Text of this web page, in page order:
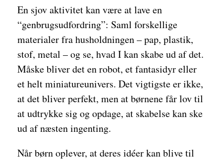
En sjov aktivitet kan være at lave en
“genbrugsudfordring”: Saml forskellige
materialer fra husholdningen – pap, plastik,
stof, metal – og se, hvad I kan skabe ud af det.
Måske bliver det en robot, et fantasidyr eller
et helt miniatureunivers. Det vigtigste er ikke,
at det bliver perfekt, men at børnene får lov til
at udtrykke sig og opdage, at skabelse kan ske
ud af næsten ingenting.
Når børn oplever, at deres idéer kan blive til